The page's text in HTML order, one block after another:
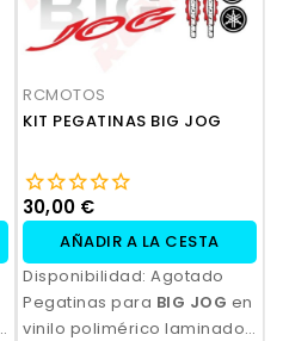
RCMOTOS
KIT PEGATINAS BIG JOG
30,00 €
AÑADIR A LA CESTA
Disponibilidad: Agotado
Pegatinas para BIG JOG en
vinilo polimérico laminado,